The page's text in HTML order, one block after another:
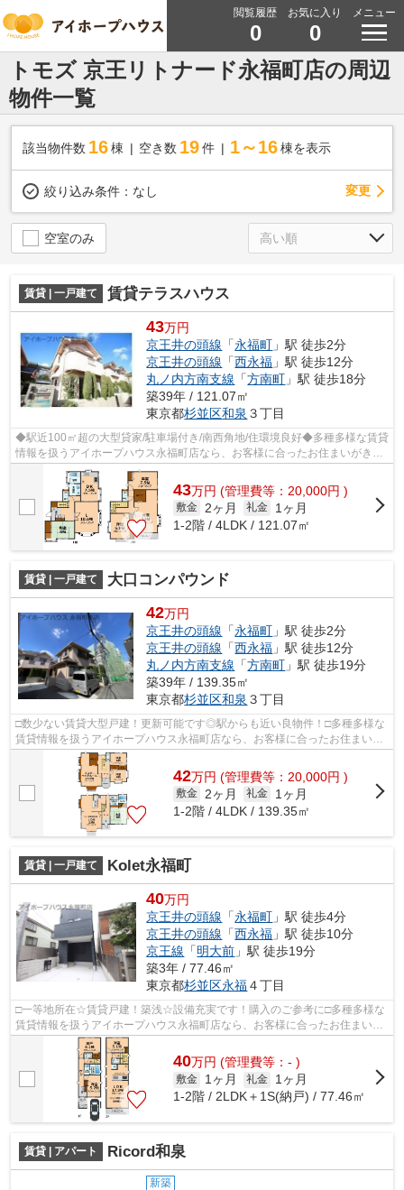
閲覧履歴
0
お気に入り
0
メニュー
トモズ 京王リトナード永福町店の周辺
物件一覧
該当物件数 16棟 空き数 19 件 1～16 棟を表示
絞り込み条件： なし 変更
空室のみ
賃貸 | 一戸建て 賃貸テラスハウス
43万円
京王井の頭線 「永福町 」駅 徒歩2分
京王井の頭線 「西永福 」駅 徒歩12分
丸ノ内方南支線 「方南町 」駅 徒歩18分
築39年 / 121.07㎡
東京都杉並区和泉 ３丁目
◆駅近100㎡超の大型貸家/駐車場付き/南西角地/住環境良好◆多種多様な賃貸
情報を扱うアイホープハウス永福町店なら、お客様に合ったお住まいがきっ
と見つかります。お電話03-3327-7774...
43万円 (管理費等：20,000円 )
敷金 2ヶ月 礼金
1ヶ月
1-2階 / 4LDK / 121.07㎡
賃貸 | 一戸建て 大口コンパウンド
42万円
京王井の頭線 「永福町 」駅 徒歩2分
京王井の頭線 「西永福 」駅 徒歩12分
丸ノ内方南支線 「方南町 」駅 徒歩19分
築39年 / 139.35㎡
東京都杉並区和泉 ３丁目
□数少ない賃貸大型戸建！更新可能です◎駅からも近い良物件！□多種多様な
賃貸情報を扱うアイホープハウス永福町店なら、お客様に合ったお住まいが
きっと見つかります。お電話03-3327-77...
42万円 (管理費等：20,000円 )
敷金 2ヶ月 礼金
1ヶ月
1-2階 / 4LDK / 139.35㎡
賃貸 | 一戸建て Kolet永福町
40万円
京王井の頭線 「永福町 」駅 徒歩4分
京王井の頭線 「西永福 」駅 徒歩10分
京王線 「明大前 」駅 徒歩19分
築3年 / 77.46㎡
東京都杉並区永福４丁目
□一等地所在☆賃貸戸建！築浅☆設備充実です！購入のご参考に□多種多様な
賃貸情報を扱うアイホープハウス永福町店なら、お客様に合ったお住まいが
きっと見つかります。お電話03-3327-777...
40万円 (管理費等：- )
敷金 1ヶ月 礼金
1ヶ月
1-2階 / 2LDK＋1S(納戸) / 77.46㎡
賃貸 | アパート Ricord和泉
新築